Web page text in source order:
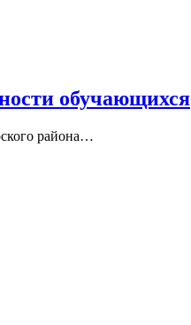
обучающихся
района…